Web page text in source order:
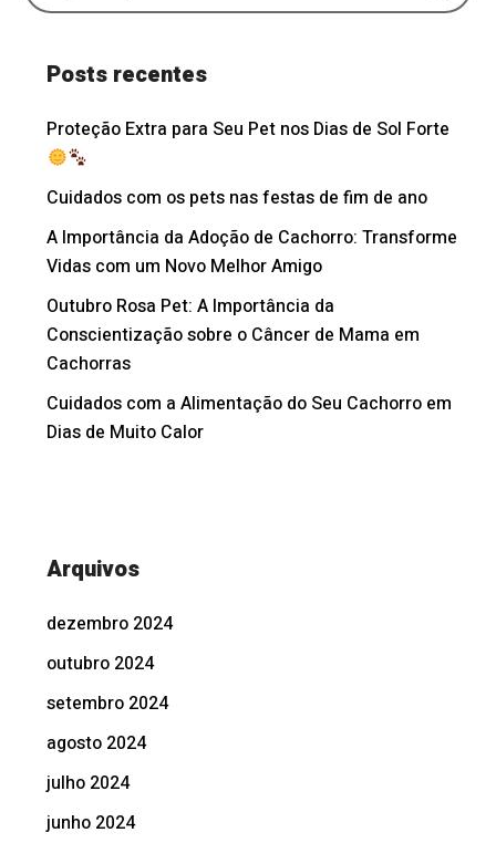
Posts recentes
Proteção Extra para Seu Pet nos Dias de Sol Forte
Cuidados com os pets nas festas de fim de ano
A Importância da Adoção de Cachorro: Transforme
Vidas com um Novo Melhor Amigo
Outubro Rosa Pet: A Importância da
Conscientização sobre o Câncer de Mama em
Cachorras
Cuidados com a Alimentação do Seu Cachorro em
Dias de Muito Calor
Arquivos
dezembro 2024
outubro 2024
setembro 2024
agosto 2024
julho 2024
junho 2024